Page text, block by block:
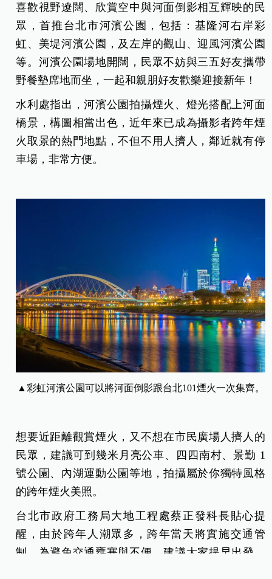
喜歡視野遼闊、欣賞空中與河面倒影相互輝映的民
眾，首推台北市河濱公園，包括：基隆河右岸彩
虹、美堤河濱公園，及左岸的觀山、迎風河濱公園
等。河濱公園場地開闊，民眾不妨與三五好友攜帶
野餐墊席地而坐，一起和親朋好友歡樂迎接新年！
水利處指出，河濱公園拍攝煙火、燈光搭配上河面
橋景，構圖相當出色，近年來已成為攝影者跨年煙
火取景的熱門地點，不但不用人擠人，鄰近就有停
車場，非常方便。
▲彩虹河濱公園可以將河面倒影跟台北101煙火一次集齊。
想要近距離觀賞煙火，又不想在市民廣場人擠人的
民眾，建議可到幾米月亮公車、四四南村、景勤 1
號公園、內湖運動公園等地，拍攝屬於你獨特風格
的跨年煙火美照。
台北市政府工務局大地工程處蔡正發科長貼心提
醒，由於跨年人潮眾多，跨年當天將實施交通管
制，為避免交通壅塞與不便，建議大家提早出發，